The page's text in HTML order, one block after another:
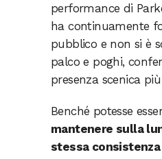
performance di
ha continuamente
pubblico e non si è
palco e poghi,
presenza scenica
Benché potesse
mantenere sulla
stessa consistenza